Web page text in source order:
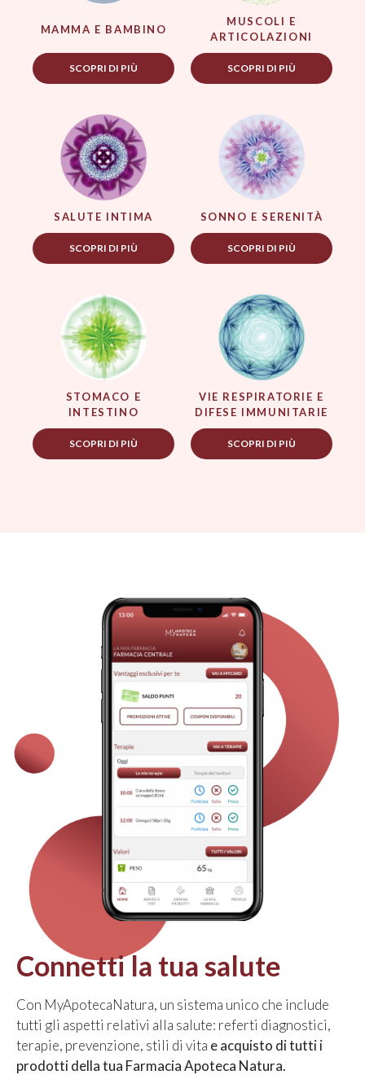
MAMMA E BAMBINO
SCOPRI DI PIÙ
MUSCOLI E
ARTICOLAZIONI
SCOPRI DI PIÙ
SALUTE INTIMA
SCOPRI DI PIÙ
SONNO E SERENITÀ
SCOPRI DI PIÙ
STOMACO E
INTESTINO
SCOPRI DI PIÙ
VIE RESPIRATORIE E
DIFESE IMMUNITARIE
SCOPRI DI PIÙ
Connetti la tua salute
Con MyApotecaNatura, un sistema unico che include
tutti gli aspetti relativi alla salute: referti diagnostici,
terapie, prevenzione, stili di vita e acquisto di tutti i
prodotti della tua Farmacia Apoteca Natura.